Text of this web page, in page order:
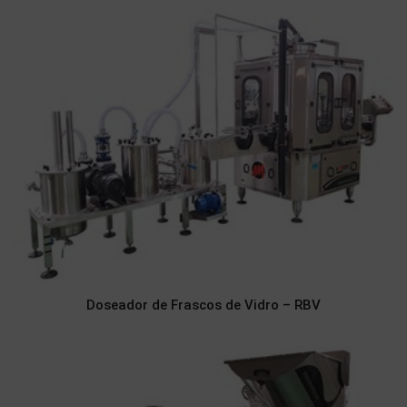
Doseador de Frascos de Vidro – RBV